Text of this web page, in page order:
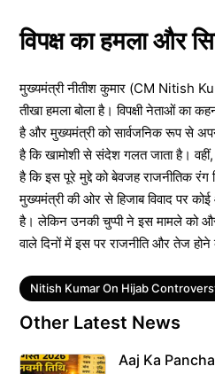
विपक्ष का हमला और
मुख्यमंत्री नीतीश कुमार (CM Nitish
तीखा हमला बोला है। विपक्षी नेताओं का
है और मुख्यमंत्री को सार्वजनिक रूप से
है कि खामोशी से संदेश गलत जाता है।
है कि इस पूरे मुद्दे को बेवजह राजनीतिक रंग
मुख्यमंत्री की ओर से हिजाब विवाद पर
है। लेकिन उनकी चुप्पी ने इस मामले को
वाले दिनों में इस पर राजनीति और तेज
Tags
Nitish Kumar On Hijab
Other Latest News
Aaj Ka